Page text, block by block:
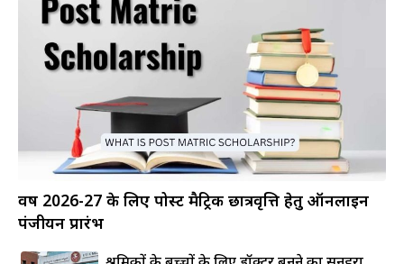
वर्ष 2026-27 के लिए पोस्ट मैट्रिक छात्रवृत्ति हेतु ऑनलाइन
पंजीयन प्रारंभ